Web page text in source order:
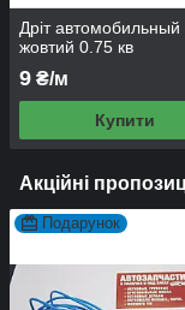
Дріт автомобильный
жовтий 0.75 кв
9 ₴/м
Купити
Акційні
Подарунок